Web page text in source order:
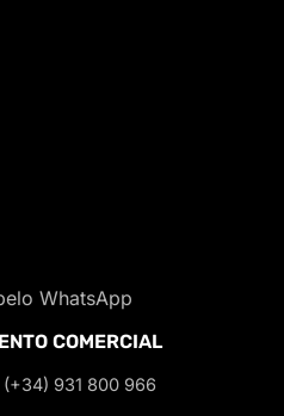
WhatsApp
COMERCIAL
(+34) 931 800 966